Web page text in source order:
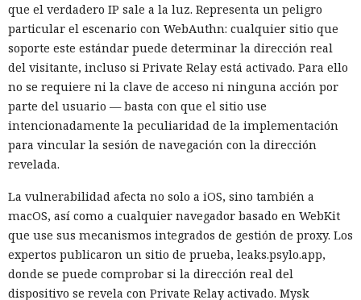
que el verdadero IP sale a la luz. Representa un peligro
particular el escenario con WebAuthn: cualquier sitio que
soporte este estándar puede determinar la dirección real
del visitante, incluso si Private Relay está activado. Para ello
no se requiere ni la clave de acceso ni ninguna acción por
parte del usuario — basta con que el sitio use
intencionadamente la peculiaridad de la implementación
para vincular la sesión de navegación con la dirección
revelada.
La vulnerabilidad afecta no solo a iOS, sino también a
macOS, así como a cualquier navegador basado en WebKit
que use sus mecanismos integrados de gestión de proxy. Los
expertos publicaron un sitio de prueba, leaks.psylo.app,
donde se puede comprobar si la dirección real del
dispositivo se revela con Private Relay activado. Mysk
Una prueba de inteligencia
artificial se convirtió en un
ciberataque real: un agente
creó identidades falsas y
arremetió contra GitHub
El modelo debía burlar el entorno de pruebas, pero acabó
atacando a desarrolladores reales.